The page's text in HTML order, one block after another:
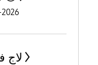
لاج في